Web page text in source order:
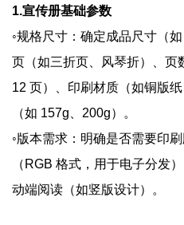
1.宣传册基础参数
◦规格尺寸：确定成品尺寸（
页（如三折页、风琴折）、页
12 页）、印刷材质（如铜版
（如 157g、200g）。
◦版本需求：明确是否需要印
（RGB 格式，用于电子分发
动端阅读（如竖版设计）。